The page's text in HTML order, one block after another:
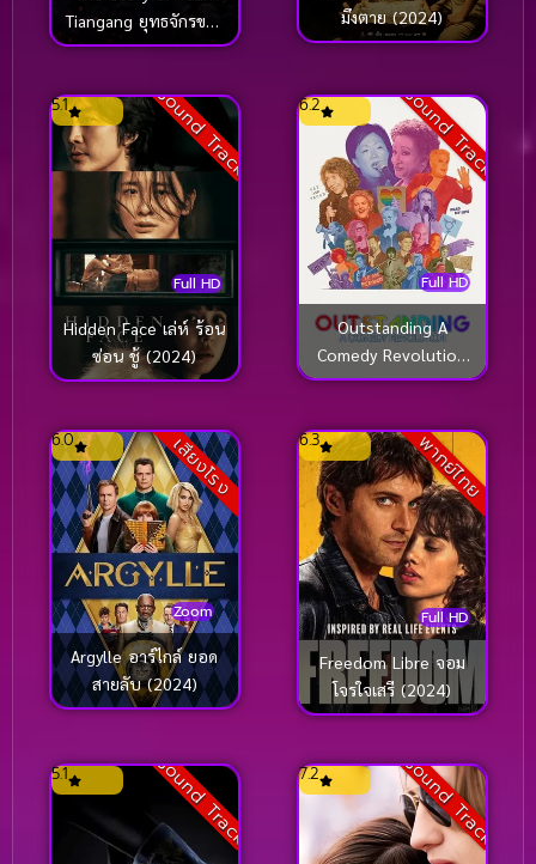
Tiangang ยุทธจักรของ
คนเลว (2024)
มึงตาย (2024)
Sound Track
Full HD
5.1
Hidden Face เล่ห์ ร้อน
ซ่อน ชู้ (2024)
Sound Track
Full HD
6.2
Outstanding A
Comedy Revolution
ปฏิวัติคอมเมดี้ (2024)
เสียงโรง
Zoom
6.0
Argylle อาร์ไกล์ ยอด
สายลับ (2024)
พากย์ไทย
Full HD
6.3
Freedom Libre จอม
โจรใจเสรี (2024)
Sound Track
5.1 Sound Track
7.2